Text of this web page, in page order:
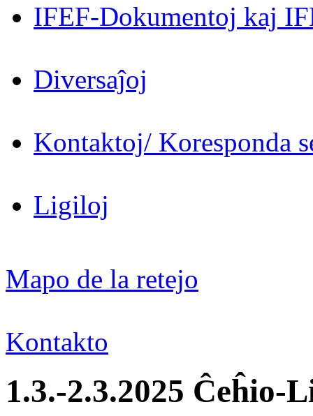
IFEF-Dokumentoj kaj
Diversaĵoj
Kontaktoj/ Koresponda
Ligiloj
Mapo de la retejo
Kontakto
1.3.-2.3.2025 Ĉeĥio-